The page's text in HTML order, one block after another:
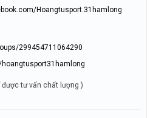
Hoangtusport.31hamlong
299454711064290
tư vấn chất lượng )